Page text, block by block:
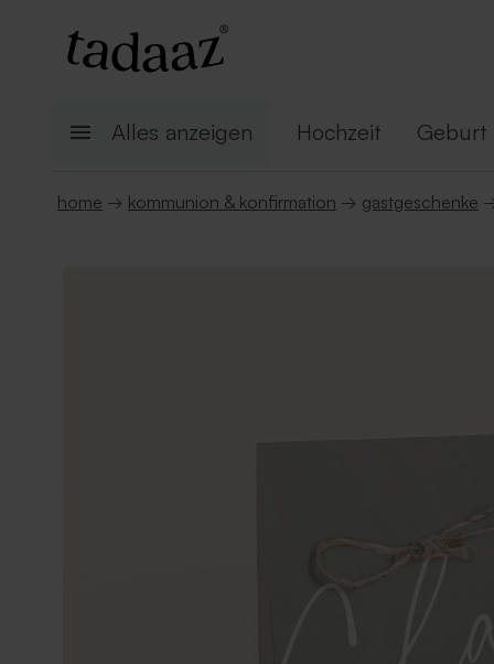
Alles anzeigen Hochzeit Geburt
home → kommunion & konfirmation → gastgeschenke